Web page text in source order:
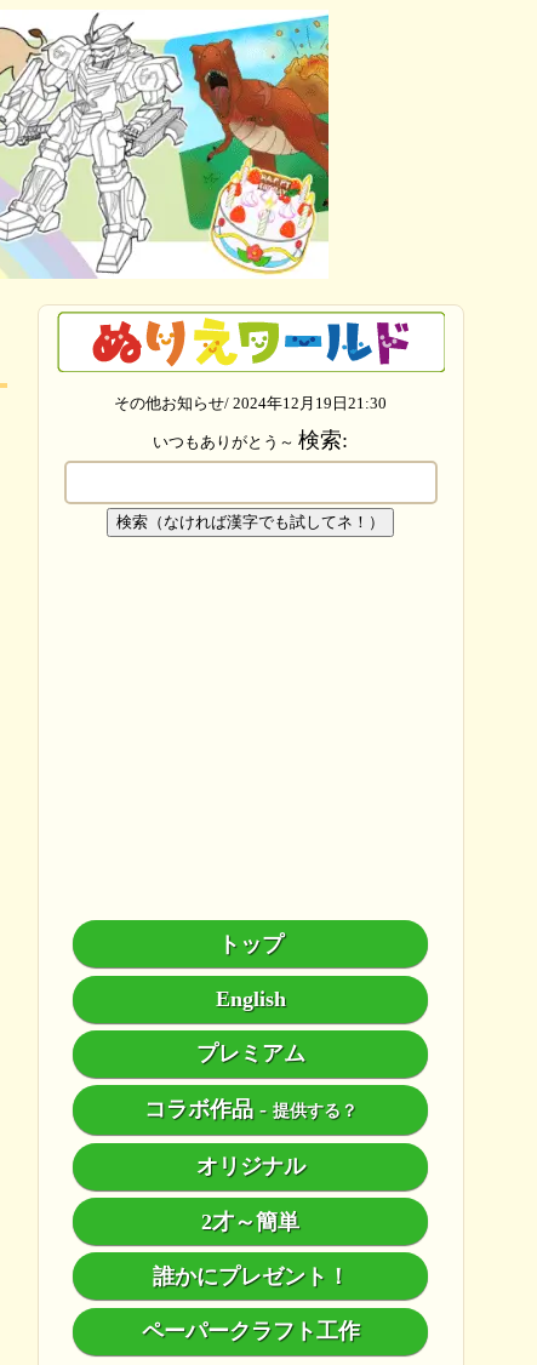
その他お知らせ/ 2024年12月19日21:30
いつもありがとう～検索:
検索（なければ漢字でも試してネ！）
トップ
English
プレミアム
コラボ作品- 提供する？
オリジナル
2才～簡単
誰かにプレゼント！
ペーパークラフト工作